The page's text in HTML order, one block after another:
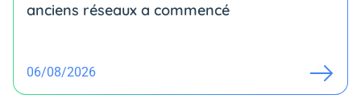
anciens réseaux a commencé
06/08/2026